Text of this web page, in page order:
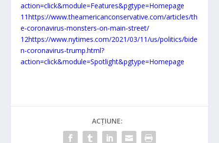
action=click&module=Features&pgtype=Homepage
11https://www.theamericanconservative.com/articles/th
e-coronavirus-monsters-on-main-street/
12https://www.nytimes.com/2021/03/11/us/politics/bide
n-coronavirus-trump.html?
action=click&module=Spotlight&pgtype=Homepage
ACȚIUNE: